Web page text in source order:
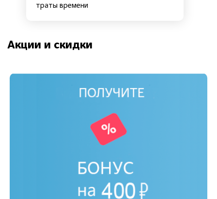
траты времени
Акции и скидки